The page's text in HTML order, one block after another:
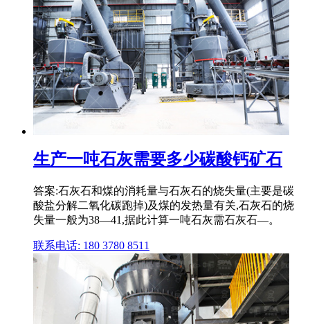
生产一吨石灰需要多少碳酸钙矿石
答案:石灰石和煤的消耗量与石灰石的烧失量(主要是碳
酸盐分解二氧化碳跑掉)及煤的发热量有关,石灰石的烧
失量一般为38—41,据此计算一吨石灰需石灰石—。
联系电话: 180 3780 8511